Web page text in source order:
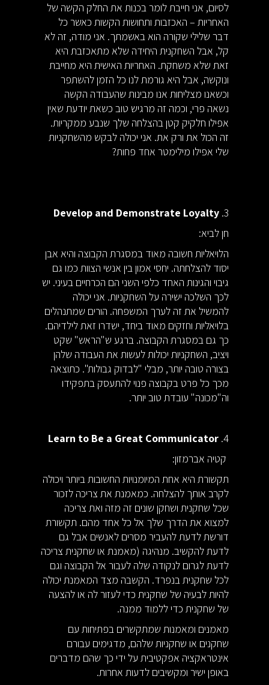
לסיום, אני חייבת לומר בכנות את החלק הקשה של
האחריות – האכזבות ותחושות הקשות כאשר כל
דבר שלילי שקורה הוא באשמתך. אני מודה, זה לא
קל, אבל השחקנית היחידה שלא מתאכזבת היא
זאת שלא משחקת. האחריות האישית היא מחייבת
ונוקשה, אבל היא גורמת לנו כל הזמן להשתפר
וכשאנו מצליחות אנו מבינות שהעבודה הקשה
נשאה פרי, וכמה זה מרגיש טוב כשאת יודעת שאין
אפילו חלקיק קטן בהצלחה שלך שנבע ממקריות.
זה הכול את ורק את. אני יכולה לבקש מהשחקניות
שלי אפילו מילימטר אחד פחות?
3.
Develop and Demonstrate Loyalty
חן לביא:
הלויאליות חשובה מאוד במסגרת הקבוצה והיא אבן
יסוד להצלחתה. יחסי אמון בין אנשי הצוות כמו גם
גיבוי והגינות האחד כלפי השני הם הכרחיים בעיני. יש
לכך השלכה ישירה על השחקניות. אני יכולה
להמשיל את זה לערך המשפחה. הורים שמתנהלים
בלויאליות וחזקים מאוד ביחד, ישדרו זאת לילדיהם.
כך גם במסגרת הקבוצה. ברגע ש"הראש" שקט
ויציב, השחקניות יכולות לעשות את העבודה שלהן
בצורה טובה יותר, מבלי "לבדוק גבולות". כתוצאה
מכך כל פרט בקבוצה פנוי להתעסק בתפקידו
וה"מכונה" עובדת טוב יותר.
4.
Learn to Be a Great Communicator
קטיה אברמזון:
תקשורת היא אחת המיומנויות החשובות ביותר ויכולה
לקרב אותך להצלחה. כמאמנת את צריכה לזכור
שכל שחקנית ושחקן שונים זה מזה ואת צריכה
למצוא את הדרך שלך אל כל אחד מהם. תקשורת
דורשת לדעת להעביר מסרים לאנשים אבל גם
לדעת להקשיב. מנהיגה (מאמנת או שחקנית צריכה
לדעת לגרום לנקודה שלה לעבור אל הקבוצה וגם
לכל שחקנית בנפרד. הקשבה מצד המאמנת יכולה
להיות לבעיה של שחקנית כדי לעזור לה או להצעה
של שחקנית כדי ללמוד ממנה.
מאמנים ומאמנות שמתקשרים בפתיחות עם
שחקנים או שחקניות שלהם, מדגימים עבורם
אינטראקציה אפקטיבית על ידי כך שהם מדברים
באופן ישיר ומקשיבים לדעות אחרות.